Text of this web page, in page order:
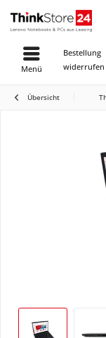
Bestellung
widerrufen
Menü
Übersicht